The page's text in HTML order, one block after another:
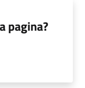
pagina?